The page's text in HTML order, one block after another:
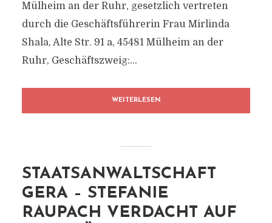
Mülheim an der Ruhr, gesetzlich vertreten
durch die Geschäftsführerin Frau Mirlinda
Shala, Alte Str. 91 a, 45481 Mülheim an der
Ruhr, Geschäftszweig:...
WEITERLESEN
STAATSANWALTSCHAFT
GERA – STEFANIE
RAUPACH VERDACHT AUF